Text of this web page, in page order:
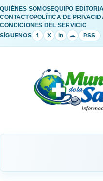
QUIÉNES SOMOSEQUIPO
CONTACTOPOLÍTICA DE
CONDICIONES DEL SERVICIO
SÍGUENOS
f X in ☁ RSS